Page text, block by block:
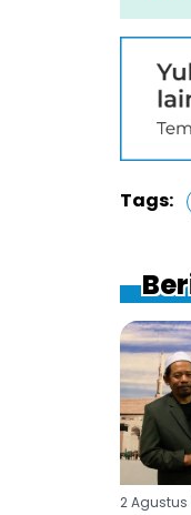
Tags:
2 Agustus